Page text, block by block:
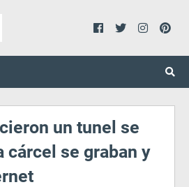
un tunel se
cárcel se graban y